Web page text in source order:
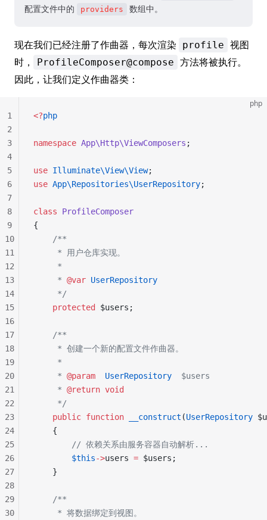
配置文件中的 providers 数组中。
现在我们已经注册了作曲器，每次渲染 profile 视图
时，
ProfileComposer@compose 方法将被执行。
因此，让我们定义作曲器类：
php
<?php
namespace App\Http\ViewComposers ;
use Illuminate\View\View;
use App\Repositories\UserRepository;
class ProfileComposer
{
    /**
     * 用户仓库实现。
     *
     *
@var UserRepository
     */
    protected
$users;
    /**
     * 创建一个新的配置文件作曲器。
     *
     *
@param
  UserRepository
  $users
     *
@return void
     */
    public
function __construct (UserRepository
    {
        // 依赖关系由服务容器自动解析...
        $this
->users = $users;
    }
    /**
     * 将数据绑定到视图。
1
2
3
4
5
6
7
8
9
10
11
12
13
14
15
16
17
18
19
20
21
22
23
24
25
26
27
28
29
30